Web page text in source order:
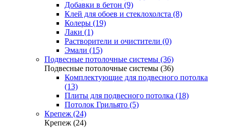
Добавки в бетон (9)
Клей для обоев и стеклохолста (8)
Колеры (19)
Лаки (1)
Растворители и очистители (0)
Эмали (15)
Подвесные потолочные системы (36)
Подвесные потолочные системы (36)
Комплектующие для подвесного потолка
(13)
Плиты для подвесного потолка (18)
Потолок Грильято (5)
Крепеж (24)
Крепеж (24)